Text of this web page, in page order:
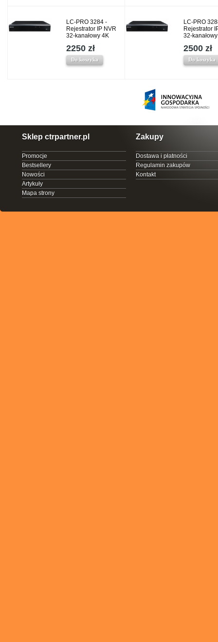
LC-PRO 3284 -
Rejestrator IP NVR
32-kanałowy 4K
2250 zł
Do koszyka
LC-PRO
Rejestrator
32-
2500 zł
Do koszyka
Sklep ctrpartner.pl
Promocje
Bestsellery
Nowości
Artykuły
Mapa strony
Zakupy
Dostawa i płatności
Regulamin zakupów
Kontakt